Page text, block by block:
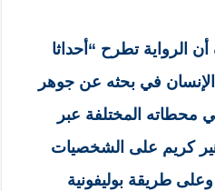
الرواية تطرح “أحداثا
في بحثه عن جوهر
محطاته المختلفة عبر
كريم على الشخصيات
طريقة بوليفونية